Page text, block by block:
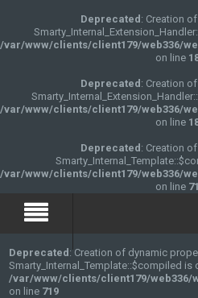
Deprecated : Creation
/var/www/clients/client179/web336/
on line
Deprecated : Creation
/var/www/clients/client179/web336/
on line
Deprecated : Creation
/var/www/clients/client179/web336/
on line
Deprecated : Creation of dynamic
Smarty_Internal_Template::$compiled is
/var/www/clients/client179/
on line 719